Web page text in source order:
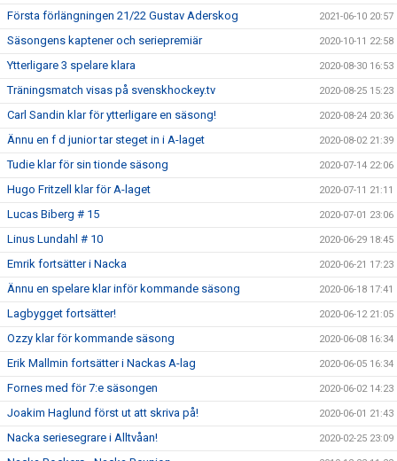
Första förlängningen 21/22 Gustav Aderskog 2021-06-10 20:57
Säsongens kaptener och seriepremiär 2020-10-11 22:58
Ytterligare 3 spelare klara 2020-08-30 16:53
Träningsmatch visas på svenskhockey.tv 2020-08-25 15:23
Carl Sandin klar för ytterligare en säsong! 2020-08-24 20:36
Ännu en f d junior tar steget in i A-laget 2020-08-02 21:39
Tudie klar för sin tionde säsong 2020-07-14 22:06
Hugo Fritzell klar för A-laget 2020-07-11 21:11
Lucas Biberg # 15 2020-07-01 23:06
Linus Lundahl # 10 2020-06-29 18:45
Emrik fortsätter i Nacka 2020-06-21 17:23
Ännu en spelare klar inför kommande säsong 2020-06-18 17:41
Lagbygget fortsätter! 2020-06-12 21:05
Ozzy klar för kommande säsong 2020-06-08 16:34
Erik Mallmin fortsätter i Nackas A-lag 2020-06-05 16:34
Fornes med för 7:e säsongen 2020-06-02 14:23
Joakim Haglund först ut att skriva på! 2020-06-01 21:43
Nacka seriesegrare i Alltvåan! 2020-02-25 23:09